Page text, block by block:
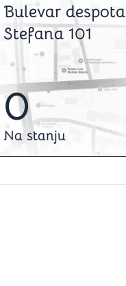
Bulevar despota
Stefana 101
0
Na stanju